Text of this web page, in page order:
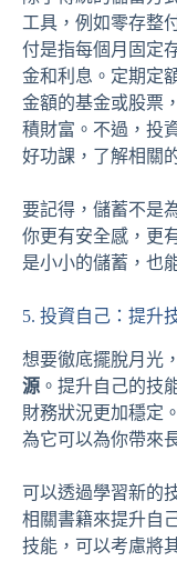
工具，例如零存整
付是指每個月固定
金和利息。定期定
金額的基金或股票
積財富。不過，投
好功課，了解相關
要記得，儲蓄不是
你更有安全感，更
是小小的儲蓄，也
5. 投資自己：提升
想要徹底擺脫月光
源 。提升自己的技
財務狀況更加穩定
為它可以為你帶來
可以透過學習新的
相關書籍來提升自
技能，可以考慮將